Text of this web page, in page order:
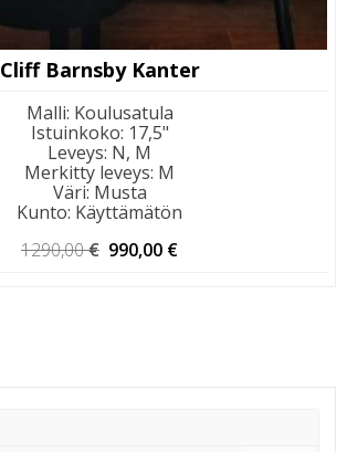
Cliff Barnsby Kanter
Malli: Koulusatula
Istuinkoko: 17,5"
Leveys: N, M
Merkitty leveys: M
Väri: Musta
Kunto: Käyttämätön
1290,00€ Alkuperäinen
990,00 €